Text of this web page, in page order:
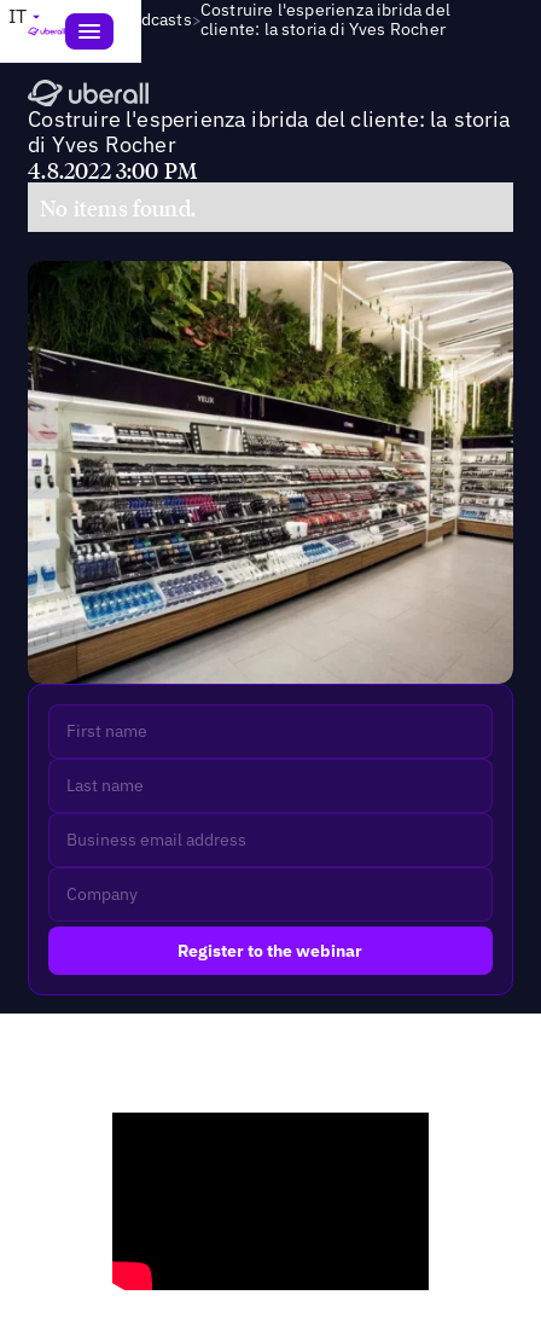
IT Webinars & Podcasts>Costruire l'esperienza ibrida del
cliente: la storia di Yves Rocher
Costruire l'esperienza ibrida del cliente: la storia
di Yves Rocher
4.8.2022 3:00 PM
No items found.